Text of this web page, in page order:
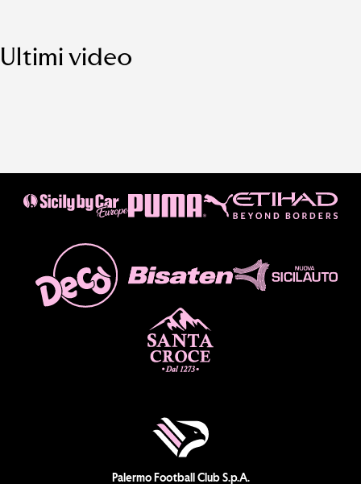
Ultimi video
Palermo Football Club S.p.A.